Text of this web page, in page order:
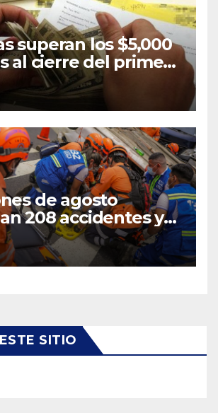
superan los $5,000
al cierre del primer
de 2026
de agosto
208 accidentes y
SITIO